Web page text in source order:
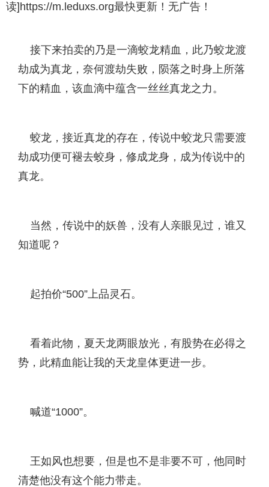
读]https://m.leduxs.org最快更新！无广告！
接下来拍卖的乃是一滴蛟龙精血，此乃蛟龙渡
劫成为真龙，奈何渡劫失败，陨落之时身上所落
下的精血，该血滴中蕴含一丝丝真龙之力。
蛟龙，接近真龙的存在，传说中蛟龙只需要渡
劫成功便可褪去蛟身，修成龙身，成为传说中的
真龙。
当然，传说中的妖兽，没有人亲眼见过，谁又
知道呢？
起拍价“500”上品灵石。
看着此物，夏天龙两眼放光，有股势在必得之
势，此精血能让我的天龙皇体更进一步。
喊道“1000”。
王如风也想要，但是也不是非要不可，他同时
清楚他没有这个能力带走。